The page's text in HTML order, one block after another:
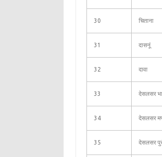
30 चिताना
31 दासनूं
32 दावा
33 देसलसर
34 देसलसर
35 देसलसर